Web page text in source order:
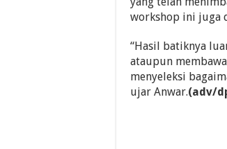
workshop ini juga
“Hasil batiknya
ataupun
menyeleksi
ujar Anwar.(adv/